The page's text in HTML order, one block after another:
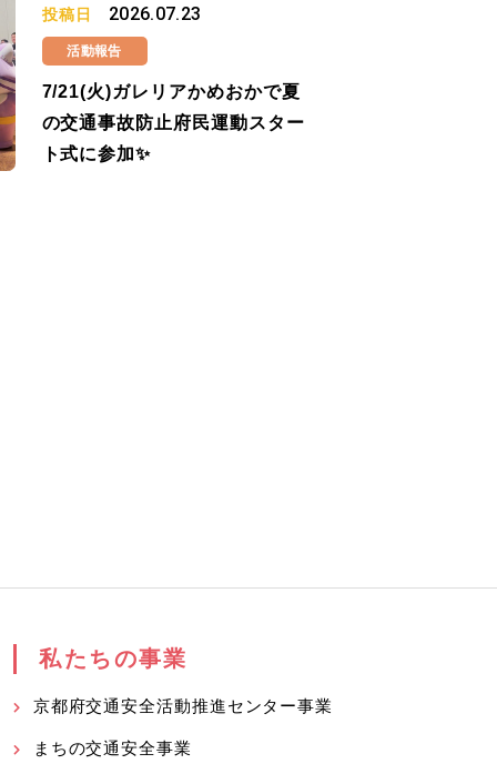
投稿日 2026.07.23
活動報告
7/21(火)ガレリアかめおかで夏
の交通事故防止府民運動スター
ト式に参加✨
私たちの事業
京都府交通安全活動推進センター事業
まちの交通安全事業